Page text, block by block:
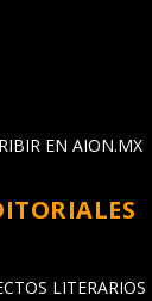
EN AION.MX
LITERARIOS